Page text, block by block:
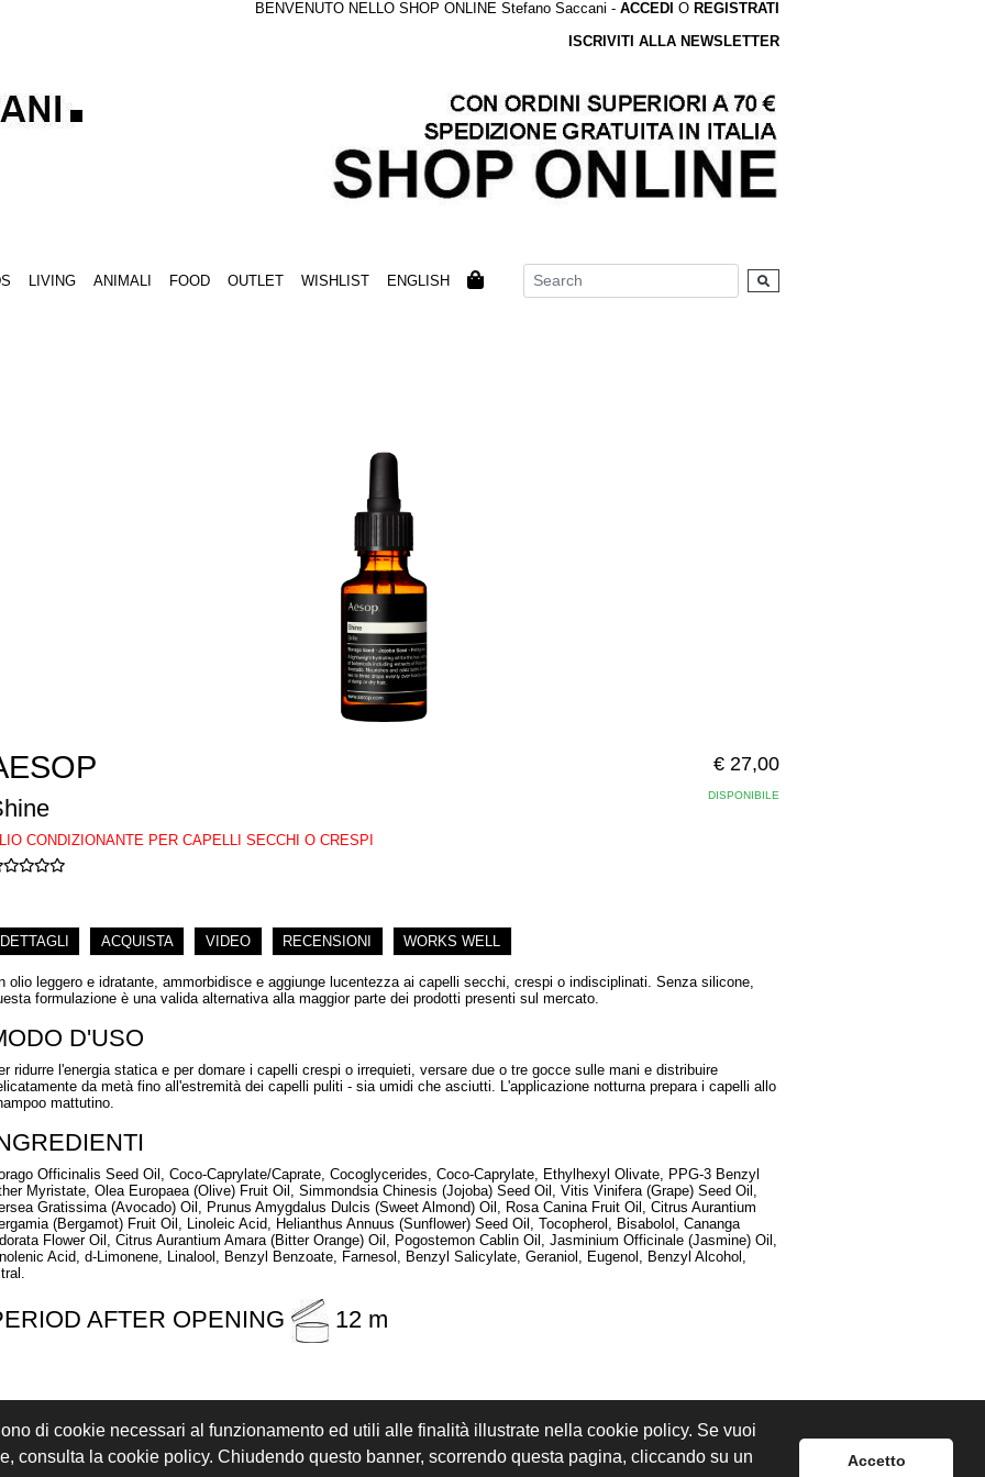
di cookie necessari al funzionamento ed utili alle finalità illustrate nella cookie policy. Se vuoi
consulta la cookie policy. Chiudendo questo banner, scorrendo questa pagina, cliccando su un
Accetto
BENVENUTO NELLO SHOP ONLINE Stefano Saccani - ACCEDI O REGISTRATI
ISCRIVITI ALLA NEWSLETTER
LIVING ANIMALI FOOD OUTLET WISHLIST ENGLISH
CONDIZIONANTE PER CAPELLI SECCHI O CRESPI
€ 27,00
DISPONIBILE
DETTAGLI ACQUISTA VIDEO RECENSIONI WORKS WELL
olio leggero e idratante, ammorbidisce e aggiunge lucentezza ai capelli secchi, crespi o indisciplinati. Senza silicone,
formulazione è una valida alternativa alla maggior parte dei prodotti presenti sul mercato.
D'USO
ridurre l'energia statica e per domare i capelli crespi o irrequieti, versare due o tre gocce sulle mani e distribuire
da metà fino all'estremità dei capelli puliti - sia umidi che asciutti. L'applicazione notturna prepara i capelli allo
mattutino.
Officinalis Seed Oil, Coco-Caprylate/Caprate, Cocoglycerides, Coco-Caprylate, Ethylhexyl Olivate, PPG-3 Benzyl
Myristate, Olea Europaea (Olive) Fruit Oil, Simmondsia Chinesis (Jojoba) Seed Oil, Vitis Vinifera (Grape) Seed Oil,
Gratissima (Avocado) Oil, Prunus Amygdalus Dulcis (Sweet Almond) Oil, Rosa Canina Fruit Oil, Citrus Aurantium
(Bergamot) Fruit Oil, Linoleic Acid, Helianthus Annuus (Sunflower) Seed Oil, Tocopherol, Bisabolol, Cananga
Flower Oil, Citrus Aurantium Amara (Bitter Orange) Oil, Pogostemon Cablin Oil, Jasminium Officinale (Jasmine) Oil,
Acid, d-Limonene, Linalool, Benzyl Benzoate, Farnesol, Benzyl Salicylate, Geraniol, Eugenol, Benzyl Alcohol,
AFTER OPENING 12 m
REGISTRATI ACCEDI